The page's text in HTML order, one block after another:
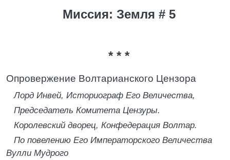
Миссия: Земля # 5
* * *
Опровержение Волтарианского Цензора
Лорд Инвей, Историограф Его Величества,
Председатель Комитета Цензуры.
Королевский дворец, Конфедерация Волтар.
По повелению Его Императорского Величества
Вулли Мудрого